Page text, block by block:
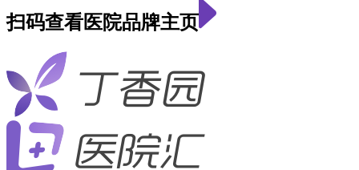
扫码查看医院品牌主页